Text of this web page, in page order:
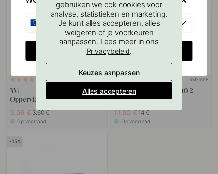
114
3M
Oppervlaktereinigingsdoekje
3.06 € 3.60 €
Op voorraad
13 3M-TAPE
Handdoekhaak Base 200 2-
Haak - Geborsteld RVS
11.90 €14 €
Op voorraad
15
gebruiken we ook cookies voor
analyse, statistieken en marketing.
Je kunt alles accepteren, alles
weigeren of je voorkeuren
aanpassen. Lees meer in ons
Privacybeleid.
Keuzes aanpassen
Alles accepteren
CHANGE COUNTRY